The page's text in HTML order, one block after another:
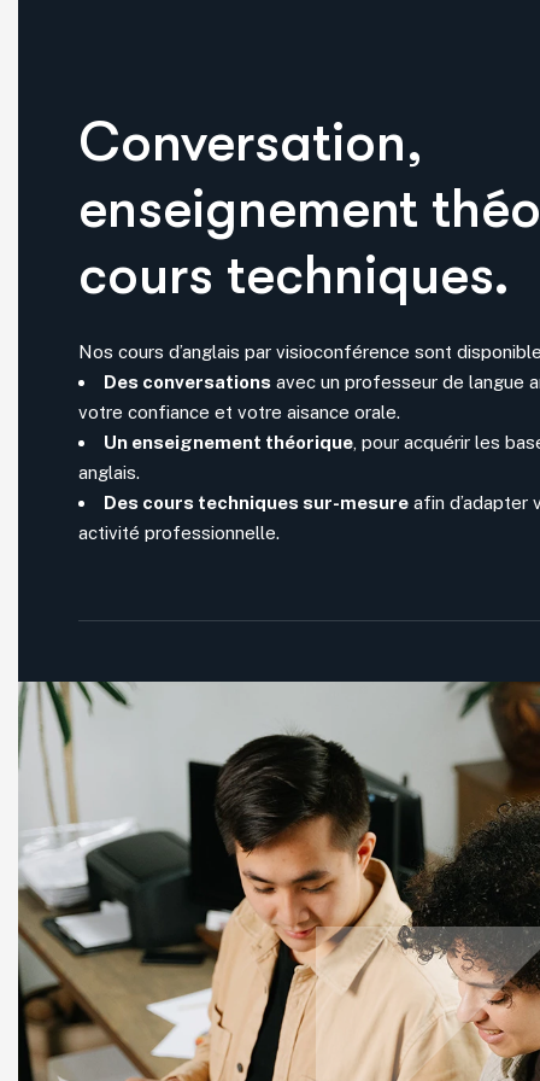
Conversation,
enseignement
cours techniques.
Nos cours d’anglais par visioconférence sont
Des conversations avec un professeur de langue
votre confiance et votre aisance orale.
Un enseignement théorique , pour acquérir les
anglais.
Des cours techniques sur-mesure afin d’adapter
activité professionnelle.